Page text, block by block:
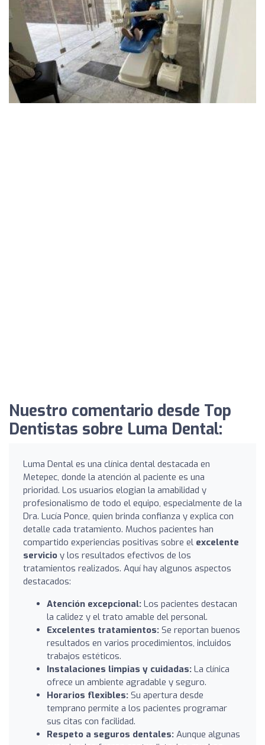
Nuestro comentario desde Top
Dentistas sobre Luma Dental:
Luma Dental es una clínica dental destacada en
Metepec, donde la atención al paciente es una
prioridad. Los usuarios elogian la amabilidad y
profesionalismo de todo el equipo, especialmente de la
Dra. Lucía Ponce, quien brinda confianza y explica con
detalle cada tratamiento. Muchos pacientes han
compartido experiencias positivas sobre el excelente
servicio y los resultados efectivos de los
tratamientos realizados. Aquí hay algunos aspectos
destacados:
Atención excepcional: Los pacientes destacan
la calidez y el trato amable del personal.
Excelentes tratamientos: Se reportan buenos
resultados en varios procedimientos, incluidos
trabajos estéticos.
Instalaciones limpias y cuidadas: La clínica
ofrece un ambiente agradable y seguro.
Horarios flexibles: Su apertura desde
temprano permite a los pacientes programar
sus citas con facilidad.
Respeto a seguros dentales: Aunque algunas